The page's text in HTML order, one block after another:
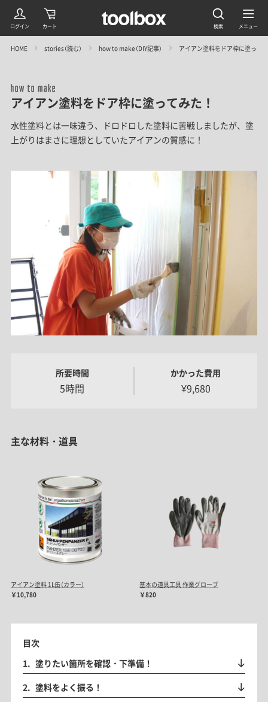
HOME stories（読む） how to make（DIY記事） アイアン塗料をドア枠に塗って
アイアン塗料をドア枠に塗ってみた！
水性塗料とは一味違う、ドロドロした塗料に苦戦しましたが、塗
上がりはまさに理想としていたアイアンの質感に！
所要時間
5時間
かかった費用
¥9,680
主な材料・道具
アイアン塗料 1L缶（カラー）
￥10,780
基本の道具工具 作業グローブ
￥820
目次
塗りたい箇所を確認・下準備！
塗料をよく振る！